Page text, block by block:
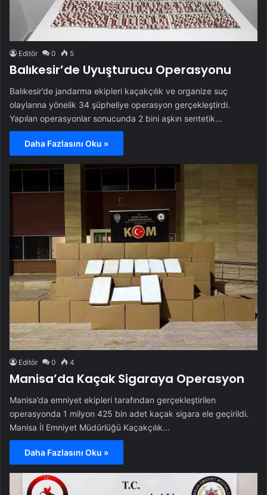
Editör 0 5
Balıkesir’de Uyuşturucu Operasyonu
Balıkesir’de jandarma ekipleri kaçakçılık ve organize suç
olaylarına yönelik 34 şüpheliye operasyon gerçekleştirdi.
Yapılan operasyonlar sonucunda 2 bini aşkın sentetik…
Daha Fazlasını Oku »
Editör 0 4
Manisa’da Kaçak Sigaraya Operasyon
Manisa’da emniyet ekipleri tarafından gerçekleştirilen
operasyonda 1 milyon 425 bin adet kaçak sigara ele geçirildi.
Manisa İl Emniyet Müdürlüğü Kaçakçılık…
Daha Fazlasını Oku »